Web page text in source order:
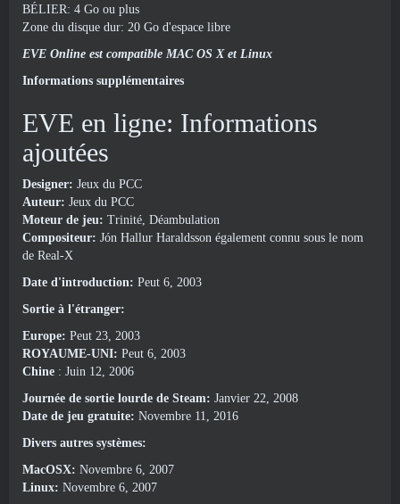
BÉLIER: 4 Go ou plus
Zone du disque dur: 20 Go d'espace libre
EVE Online est compatible MAC OS X et Linux
Informations supplémentaires
EVE en ligne: Informations
ajoutées
Designer: Jeux du PCC
Auteur: Jeux du PCC
Moteur de jeu: Trinité, Déambulation
Compositeur: Jón Hallur Haraldsson également connu sous le nom
de Real-X
Date d'introduction: Peut 6, 2003
Sortie à l'étranger:
Europe: Peut 23, 2003
ROYAUME-UNI: Peut 6, 2003
Chine : Juin 12, 2006
Journée de sortie lourde de Steam: Janvier 22, 2008
Date de jeu gratuite: Novembre 11, 2016
Divers autres systèmes:
MacOSX: Novembre 6, 2007
Linux: Novembre 6, 2007